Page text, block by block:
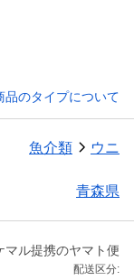
品のタイプについて
魚介類 ウニ
青森県
マル提携のヤマト便
配送区分: